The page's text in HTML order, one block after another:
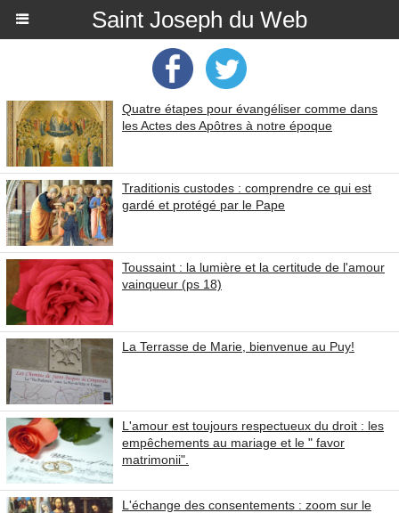
Saint Joseph du Web
Quatre étapes pour évangéliser comme dans
les Actes des Apôtres à notre époque
Traditionis custodes : comprendre ce qui est
gardé et protégé par le Pape
Toussaint : la lumière et la certitude de l'amour
vainqueur (ps 18)
La Terrasse de Marie, bienvenue au Puy!
L'amour est toujours respectueux du droit : les
empêchements au mariage et le " favor
matrimonii".
L'échange des consentements : zoom sur le